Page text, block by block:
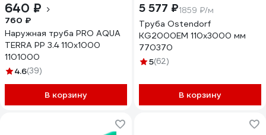
640 ₽
760 ₽
Наружная труба PRO AQUA
TERRA PP 3.4 110x1000
1101000
4.6(39)
В корзину
5 577 ₽1859 ₽/м
Труба Ostendorf
KG2000EM 110x3000 мм
770370
5(62)
В корзину